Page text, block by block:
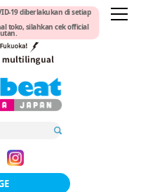
19 diberlakukan di setiap
toko, silahkan cek official